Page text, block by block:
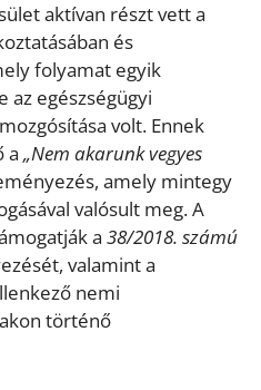
aktívan részt vett a
és
folyamat egyik
egészségügyi
volt. Ennek
a „Nem akarunk vegyes
amely mintegy
valósult meg. A
a 38/2018. számú
valamint a
nemi
történő